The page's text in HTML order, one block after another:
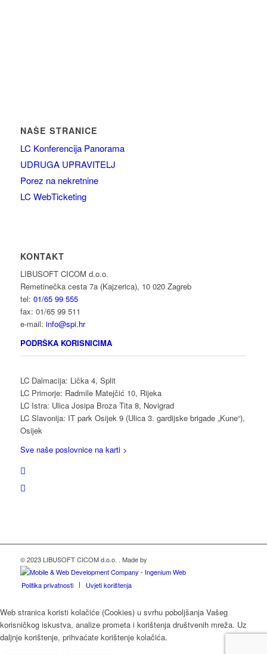
NAŠE STRANICE
LC Konferencija Panorama
UDRUGA UPRAVITELJ
Porez na nekretnine
LC WebTicketing
KONTAKT
LIBUSOFT CICOM d.o.o.
Remetinečka cesta 7a (Kajzerica), 10 020 Zagreb
tel: 01/65 99 555
fax: 01/65 99 511
e-mail: info@spi.hr
PODRŠKA KORISNICIMA
LC Dalmacija: Lička 4, Split
LC Primorje: Radmile Matejčić 10, Rijeka
LC Istra: Ulica Josipa Broza Tita 8, Novigrad
LC Slavonija: IT park Osijek 9 (Ulica 3. gardijske brigade „Kune“),
Osijek
Sve naše poslovnice na karti >
© 2023 LIBUSOFT CICOM d.o.o. . Made by
Politika privatnosti Uvjeti korištenja
Web stranica koristi kolačiće (Cookies) u svrhu poboljšanja Vašeg
korisničkog iskustva, analize prometa i korištenja društvenih mreža. Uz
daljnje korištenje, prihvaćate korištenje kolačića.